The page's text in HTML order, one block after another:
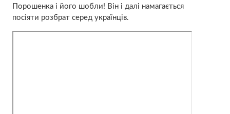
Порошенка і його шобли! Bін і далі намагається
посіяти розбрат серед українців.